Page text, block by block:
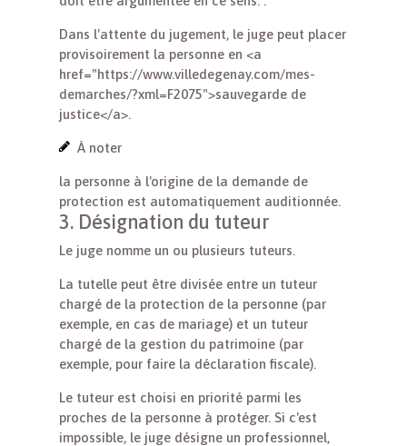
Dans l'attente du jugement, le juge peut placer
provisoirement la personne en <a
href="https://www.villedegenay.com/mes-
demarches/?xml=F2075">sauvegarde de
justice</a>.
À noter
la personne à l'origine de la demande de
protection est automatiquement auditionnée.
3. Désignation du tuteur
Le juge nomme un ou plusieurs tuteurs.
La tutelle peut être divisée entre un tuteur
chargé de la protection de la personne (par
exemple, en cas de mariage) et un tuteur
chargé de la gestion du patrimoine (par
exemple, pour faire la déclaration fiscale).
Le tuteur est choisi en priorité parmi les
proches de la personne à protéger. Si c'est
impossible, le juge désigne un professionnel,